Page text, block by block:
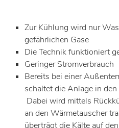
Zur Kühlung wird nur
gefährlichen Gase
Die Technik funktioniert
Geringer Stromverbrauch
Bereits bei einer
schaltet die Anlage in
Dabei wird mittels
an den Wärmetauscher
überträgt die Kälte auf